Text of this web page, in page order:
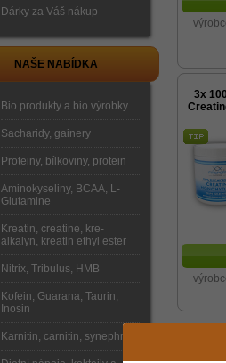
3x
Dárky za Váš nákup
NAŠE NABÍDKA
Bio produkty a bio výrobky
Sacharidy, gainery
Proteiny, bílkoviny, protein
Aminokyseliny, BCAA, L-
Glutamine
Kreatin, creatine, kre-
alkalyn, kreatin ethyl ester
Nitrix, Tribulus, HMB
Kofein, Guarana, Taurin,
Inosin
Karnitin, carnitin, synephrine